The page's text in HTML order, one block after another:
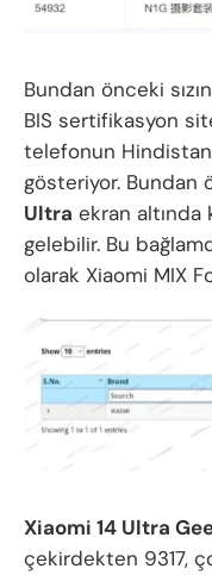
Bundan önceki
BIS sertifikasyon
telefonun Hindistan
gösteriyor. Bundan
Ultra ekran
gelebilir. Bu
olarak Xiaomi MIX
Xiaomi 14 Ultra
çekirdekten 9317,